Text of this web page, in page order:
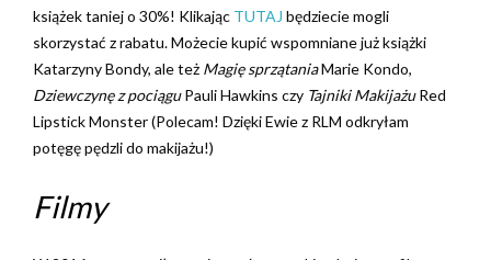
książek taniej o 30%! Klikając TUTAJ będziecie mogli
skorzystać z rabatu. Możecie kupić wspomniane już książki
Katarzyny Bondy, ale też Magię sprzątaniaMarie Kondo,
Dziewczynę z pociąguPauli Hawkins czy Tajniki MakijażuRed
Lipstick Monster (Polecam! Dzięki Ewie z RLM odkryłam
potęgę pędzli do makijażu!)
Filmy